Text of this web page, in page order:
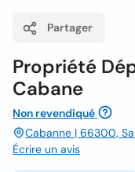
Partager
Propriété
Cabane
Non revendiqué
Cabanne | 66300,
Écrire un avis